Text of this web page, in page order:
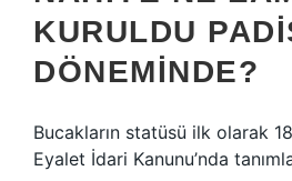
KURULDU
DÖNEMINDE?
Bucakların statüsü ilk olarak
Eyalet İdari Kanunu’nda